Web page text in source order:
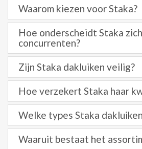
Waarom kiezen voor Staka?
Hoe onderscheidt Staka
concurrenten?
Zijn Staka dakluiken veilig?
Hoe verzekert Staka haar
Welke types Staka
Waaruit bestaat het